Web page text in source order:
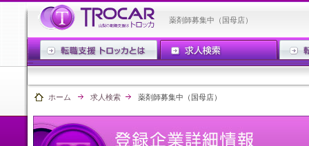
薬剤師募集中（国母店）
ホーム 求人検索 薬剤師募集中（国母店）